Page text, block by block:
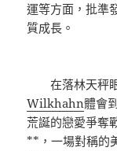
運等方面，批準
質成長。
在落林天秤眼
Wilkhahn體會
荒誕的戀愛爭奪
**，一場對稱的